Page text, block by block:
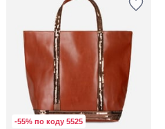
-55% по коду 5525